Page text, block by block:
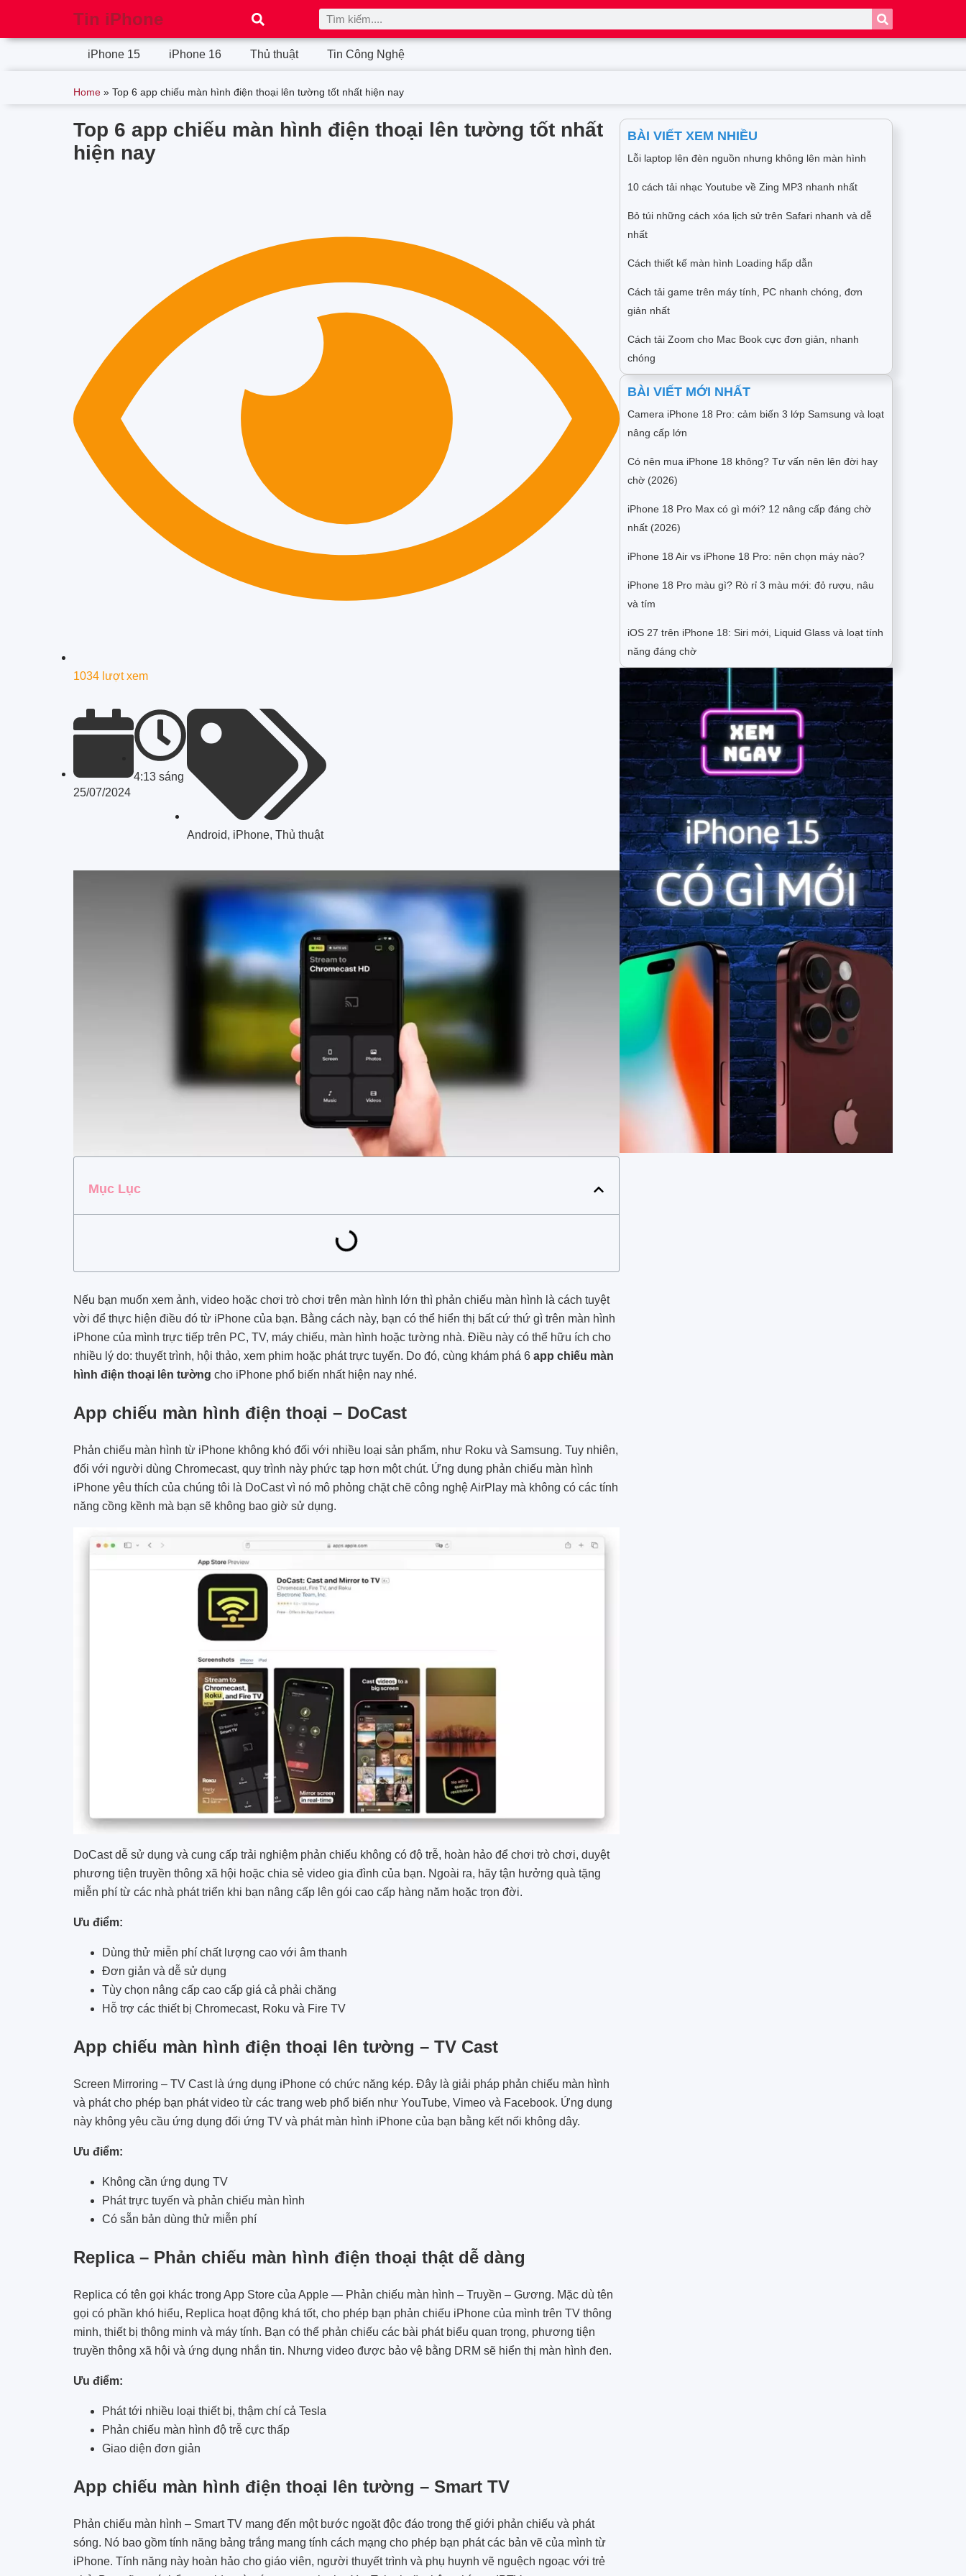
Tin iPhone
iPhone 15 iPhone 16 Thủ thuật Tin Công Nghệ
Home » Top 6 app chiếu màn hình điện thoại lên tường tốt nhất hiện nay
Top 6 app chiếu màn hình điện thoại lên tường tốt nhất
hiện nay
1034 lượt xem
25/07/2024
4:13 sáng
Android, iPhone, Thủ thuật
Mục Lục
Nếu bạn muốn xem ảnh, video hoặc chơi trò chơi trên màn hình lớn thì phản chiếu màn hình là cách tuyệt
vời để thực hiện điều đó từ iPhone của bạn. Bằng cách này, bạn có thể hiển thị bất cứ thứ gì trên màn hình
iPhone của mình trực tiếp trên PC, TV, máy chiếu, màn hình hoặc tường nhà. Điều này có thể hữu ích cho
nhiều lý do: thuyết trình, hội thảo, xem phim hoặc phát trực tuyến. Do đó, cùng khám phá 6 app chiếu màn
hình điện thoại lên tường cho iPhone phổ biến nhất hiện nay nhé.
App chiếu màn hình điện thoại – DoCast
Phản chiếu màn hình từ iPhone không khó đối với nhiều loại sản phẩm, như Roku và Samsung. Tuy nhiên,
đối với người dùng Chromecast, quy trình này phức tạp hơn một chút. Ứng dụng phản chiếu màn hình
iPhone yêu thích của chúng tôi là DoCast vì nó mô phỏng chặt chẽ công nghệ AirPlay mà không có các tính
năng cồng kềnh mà bạn sẽ không bao giờ sử dụng.
DoCast dễ sử dụng và cung cấp trải nghiệm phản chiếu không có độ trễ, hoàn hảo để chơi trò chơi, duyệt
phương tiện truyền thông xã hội hoặc chia sẻ video gia đình của bạn. Ngoài ra, hãy tận hưởng quà tặng
miễn phí từ các nhà phát triển khi bạn nâng cấp lên gói cao cấp hàng năm hoặc trọn đời.
Ưu điểm:
Dùng thử miễn phí chất lượng cao với âm thanh
Đơn giản và dễ sử dụng
Tùy chọn nâng cấp cao cấp giá cả phải chăng
Hỗ trợ các thiết bị Chromecast, Roku và Fire TV
App chiếu màn hình điện thoại lên tường – TV Cast
Screen Mirroring – TV Cast là ứng dụng iPhone có chức năng kép. Đây là giải pháp phản chiếu màn hình
và phát cho phép bạn phát video từ các trang web phổ biến như YouTube, Vimeo và Facebook. Ứng dụng
này không yêu cầu ứng dụng đối ứng TV và phát màn hình iPhone của bạn bằng kết nối không dây.
Ưu điểm:
Không cần ứng dụng TV
Phát trực tuyến và phản chiếu màn hình
Có sẵn bản dùng thử miễn phí
Replica – Phản chiếu màn hình điện thoại thật dễ dàng
Replica có tên gọi khác trong App Store của Apple — Phản chiếu màn hình – Truyền – Gương. Mặc dù tên
gọi có phần khó hiểu, Replica hoạt động khá tốt, cho phép bạn phản chiếu iPhone của mình trên TV thông
minh, thiết bị thông minh và máy tính. Bạn có thể phản chiếu các bài phát biểu quan trọng, phương tiện
truyền thông xã hội và ứng dụng nhắn tin. Nhưng video được bảo vệ bằng DRM sẽ hiển thị màn hình đen.
Ưu điểm:
Phát tới nhiều loại thiết bị, thậm chí cả Tesla
Phản chiếu màn hình độ trễ cực thấp
Giao diện đơn giản
App chiếu màn hình điện thoại lên tường – Smart TV
Phản chiếu màn hình – Smart TV mang đến một bước ngoặt độc đáo trong thế giới phản chiếu và phát
sóng. Nó bao gồm tính năng bảng trắng mang tính cách mạng cho phép bạn phát các bản vẽ của mình từ
iPhone. Tính năng này hoàn hảo cho giáo viên, người thuyết trình và phụ huynh vẽ nguệch ngoạc với trẻ
BÀI VIẾT XEM NHIỀU
Lỗi laptop lên đèn nguồn nhưng không lên màn hình
10 cách tải nhạc Youtube về Zing MP3 nhanh nhất
Bỏ túi những cách xóa lịch sử trên Safari nhanh và dễ
nhất
Cách thiết kế màn hình Loading hấp dẫn
Cách tải game trên máy tính, PC nhanh chóng, đơn
giản nhất
Cách tải Zoom cho Mac Book cực đơn giản, nhanh
chóng
BÀI VIẾT MỚI NHẤT
Camera iPhone 18 Pro: cảm biến 3 lớp Samsung và loạt
nâng cấp lớn
Có nên mua iPhone 18 không? Tư vấn nên lên đời hay
chờ (2026)
iPhone 18 Pro Max có gì mới? 12 nâng cấp đáng chờ
nhất (2026)
iPhone 18 Air vs iPhone 18 Pro: nên chọn máy nào?
iPhone 18 Pro màu gì? Rò rỉ 3 màu mới: đỏ rượu, nâu
và tím
iOS 27 trên iPhone 18: Siri mới, Liquid Glass và loạt tính
năng đáng chờ